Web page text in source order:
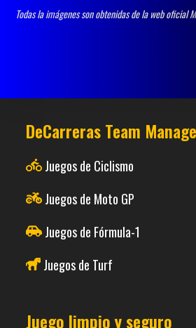
Todas la imágenes son obtenidas de la web oficial
DeCarreras Team
Juegos de Ciclismo
Juegos de Moto GP
Juegos de Fórmula-1
Juegos de Turf
Juego limpio y seguro